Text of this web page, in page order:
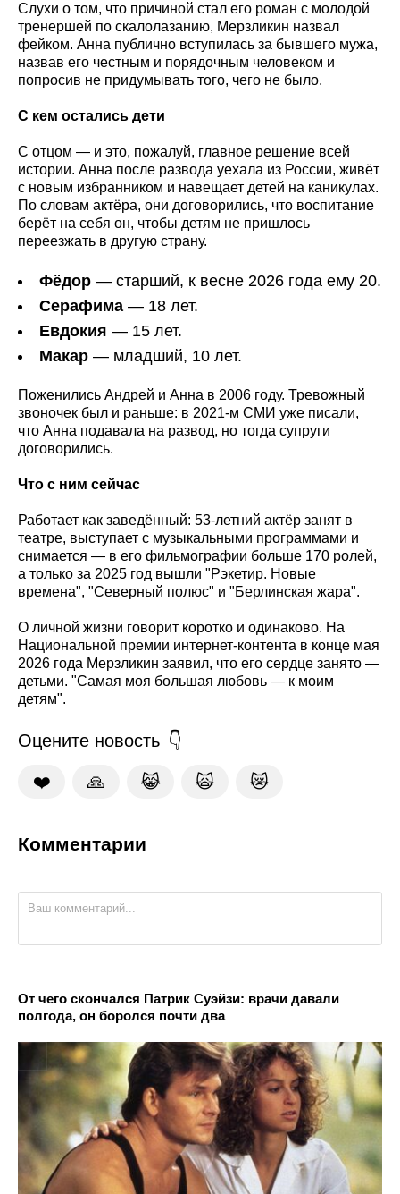
Слухи о том, что причиной стал его роман с молодой
тренершей по скалолазанию, Мерзликин назвал
фейком. Анна публично вступилась за бывшего мужа,
назвав его честным и порядочным человеком и
попросив не придумывать того, чего не было.
С кем остались дети
С отцом — и это, пожалуй, главное решение всей
истории. Анна после развода уехала из России, живёт
с новым избранником и навещает детей на каникулах.
По словам актёра, они договорились, что воспитание
берёт на себя он, чтобы детям не пришлось
переезжать в другую страну.
Фёдор — старший, к весне 2026 года ему 20.
Серафима — 18 лет.
Евдокия — 15 лет.
Макар — младший, 10 лет.
Поженились Андрей и Анна в 2006 году. Тревожный
звоночек был и раньше: в 2021-м СМИ уже писали,
что Анна подавала на развод, но тогда супруги
договорились.
Что с ним сейчас
Работает как заведённый: 53-летний актёр занят в
театре, выступает с музыкальными программами и
снимается — в его фильмографии больше 170 ролей,
а только за 2025 год вышли "Рэкетир. Новые
времена", "Северный полюс" и "Берлинская жара".
О личной жизни говорит коротко и одинаково. На
Национальной премии интернет-контента в конце мая
2026 года Мерзликин заявил, что его сердце занято —
детьми. "Самая моя большая любовь — к моим
детям".
Оцените новость
❤️ 🙏 😹 🙀 😿
Комментарии
От чего скончался Патрик Суэйзи: врачи давали
полгода, он боролся почти два